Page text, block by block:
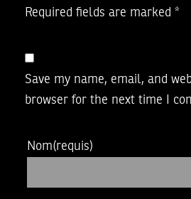
Required fields are marked *
Save my name, email, and
browser for the next time I
Nom(requis)